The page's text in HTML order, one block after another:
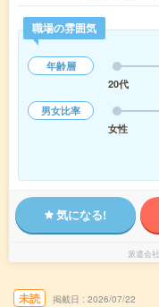
職場の雰囲気
年齢層
20代
男女比率
女性
気になる!
派遣会社
未読 掲載日 2026/07/22